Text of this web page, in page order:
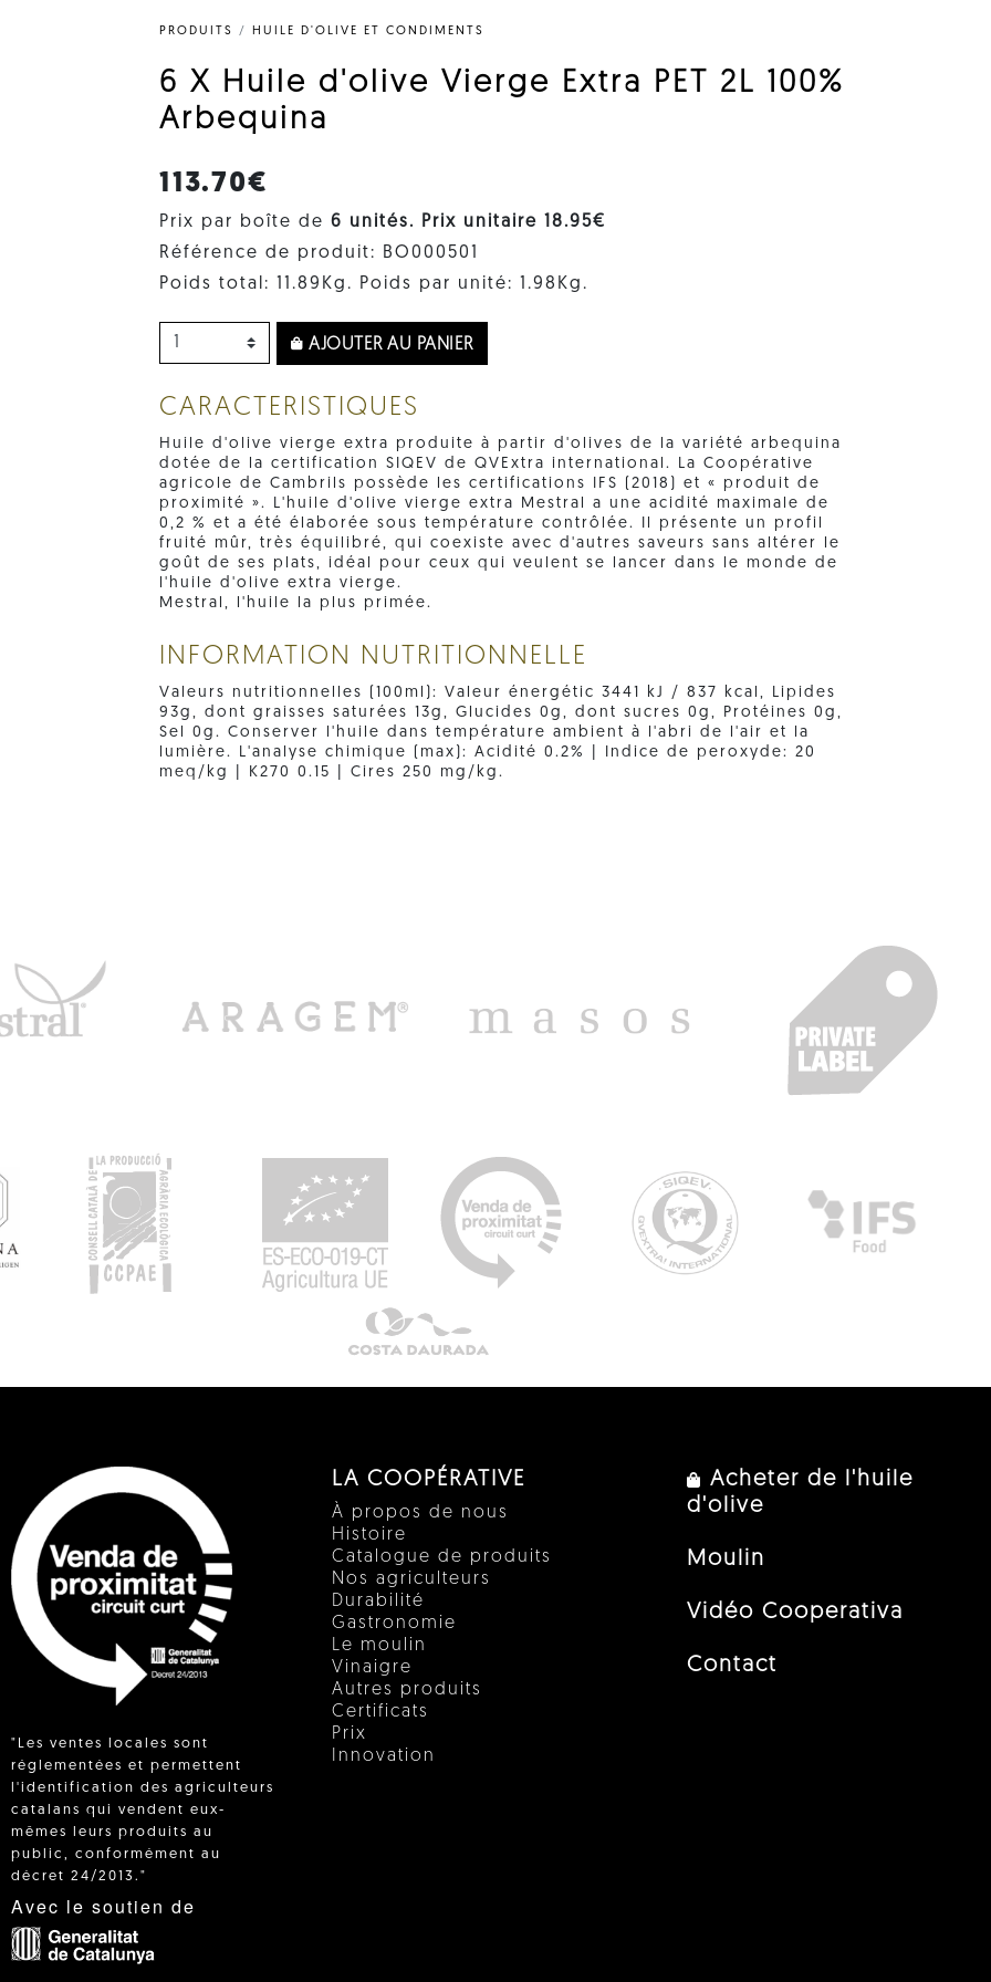
PRODUITS / HUILE D'OLIVE ET CONDIMENTS
6 X Huile d'olive Vierge Extra PET 2L 100%
Arbequina
113.70€
Prix par boîte de 6 unités. Prix ​​unitaire 18.95€
Référence de produit: BO000501
Poids total: 11.89Kg. Poids par unité: 1.98Kg.
AJOUTER AU PANIER
CARACTERISTIQUES
Huile d'olive vierge extra produite à partir d'olives de la variété arbequina
dotée de la certification SIQEV de QVExtra international. La Coopérative
agricole de Cambrils possède les certifications IFS (2018) et « produit de
proximité ». L'huile d'olive vierge extra Mestral a une acidité maximale de
0,2 % et a été élaborée sous température contrôlée. Il présente un profil
fruité mûr, très équilibré, qui coexiste avec d'autres saveurs sans altérer le
goût de ses plats, idéal pour ceux qui veulent se lancer dans le monde de
l'huile d'olive extra vierge.
Mestral, l'huile la plus primée.
INFORMATION NUTRITIONNELLE
Valeurs nutritionnelles (100ml): Valeur énergétic 3441 kJ / 837 kcal, Lipides
93g, dont graisses saturées 13g, Glucides 0g, dont sucres 0g, Protéines 0g,
Sel 0g. Conserver l'huile dans température ambient à l'abri de l'air et la
lumière. L'analyse chimique (max): Acidité 0.2% | Indice de peroxyde: 20
meq/kg | K270 0.15 | Cires 250 mg/kg.
IN
"Les ventes locales sont
réglementées et permettent
l'identification des agriculteurs
catalans qui vendent eux-
mêmes leurs produits au
public, conformément au
décret 24/2013."
Avec le soutien de
LA COOPÉRATIVE
À propos de nous
Histoire
Catalogue de produits
Nos agriculteurs
Durabilité
Gastronomie
Le moulin
Vinaigre
Autres produits
Certificats
Prix
Innovation
Acheter de l'huile
d'olive
Moulin
Vidéo Cooperativa
Contact